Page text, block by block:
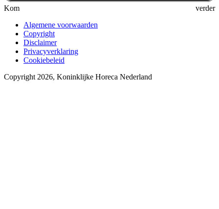
Kom verder
Algemene voorwaarden
Copyright
Disclaimer
Privacyverklaring
Cookiebeleid
Copyright 2026, Koninklijke Horeca Nederland